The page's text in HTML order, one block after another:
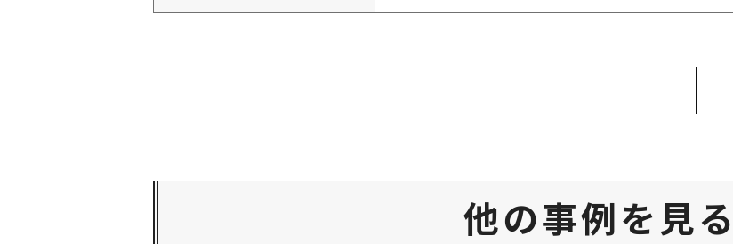
他の事例を見る